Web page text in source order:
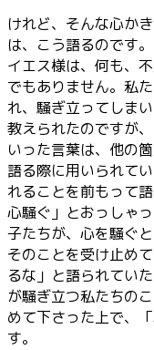
けれど、そんな心か
は、こう語るのです
イエス様は、何も、
でもありません。私
れ、騒ぎ立ってしま
教えられたのですが
いった言葉は、他の
語る際に用いられて
れることを前もって
心騒ぐ」とおっしゃ
子たちが、心を騒ぐ
そのことを受け止め
るな」と語られてい
が騒ぎ立つ私たちの
めて下さった上で、
す。